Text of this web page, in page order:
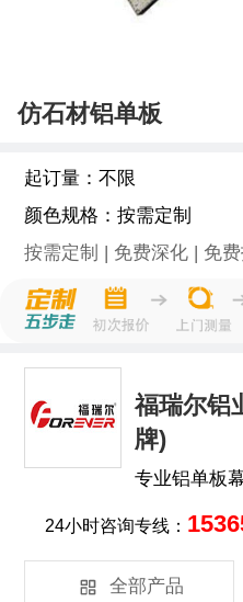
仿石材铝单板
起订量：不限
颜色规格：按需定制
按需定制 | 免费深化 | 免
福瑞尔铝
牌)
专业铝单板
24小时咨询专线：
 全部产品